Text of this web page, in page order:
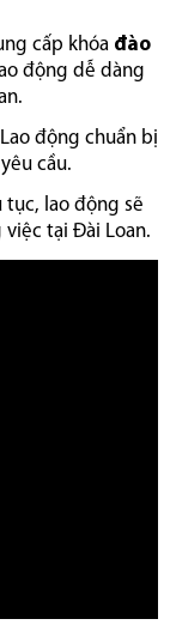
cấp khóa đào
động dễ dàng
động chuẩn bị
cầu.
tục, lao động sẽ
tại Đài Loan.